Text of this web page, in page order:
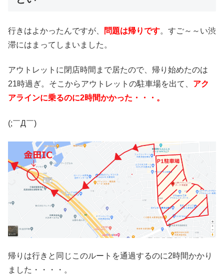
行きはよかったんですが、 問題は帰りです。すご～～い渋
滞にはまってしまいました。
アウトレットに閉店時間まで居たので、帰り始めたのは
21時過ぎ。そこからアウトレットの駐車場を出て、 アク
アラインに乗るのに2時間かかった・・・。
(;￣Д￣)
帰りは行きと同じこのルートを通過するのに2時間かかり
ました・・・・。